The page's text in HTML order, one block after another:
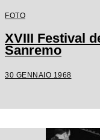
FOTO
XVIII Festival
Sanremo
30 GENNAIO 1968